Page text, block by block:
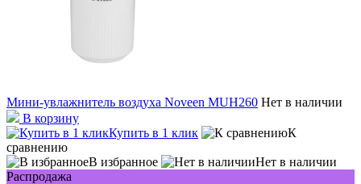
Мини-увлажнитель воздуха Noveen MUH260 Нет в наличии
В корзину
Купить в 1 клик
К
сравнению
В избранное
Нет в наличии
Распродажа